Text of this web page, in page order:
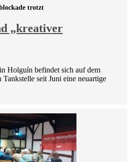
„kreativer
trotzt
Holguín befindet sich auf dem
Tankstelle seit Juni eine neuartige